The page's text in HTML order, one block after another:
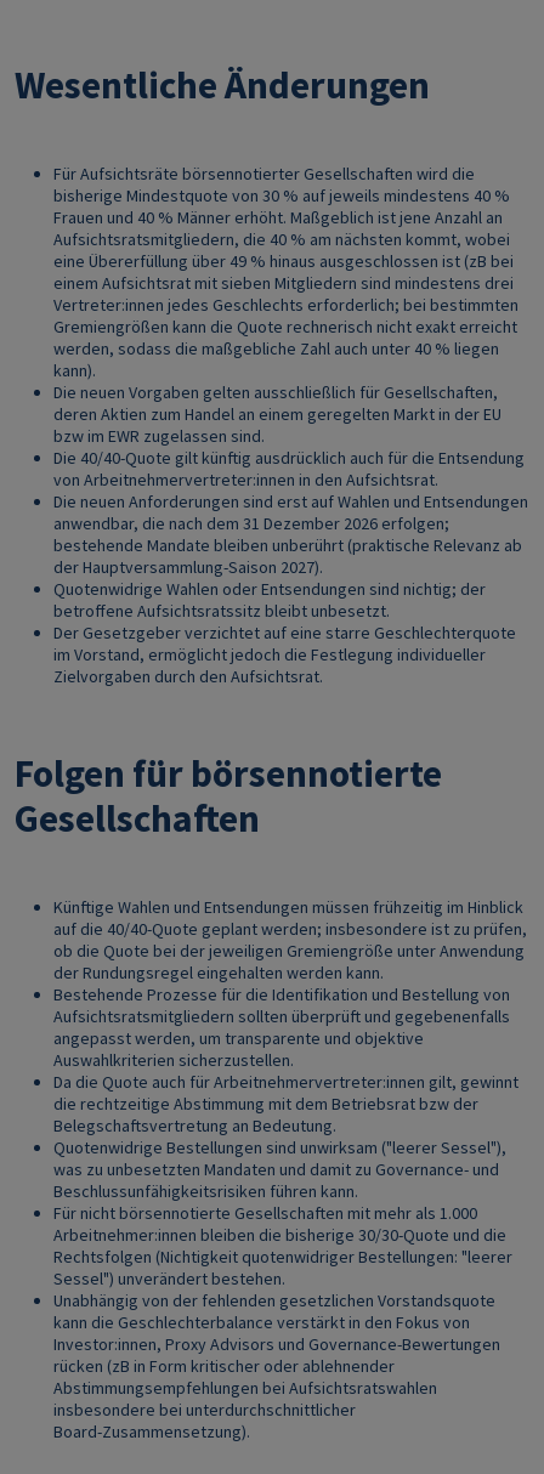
Wesentliche Änderungen
Für Aufsichtsräte börsennotierter Gesellschaften wird die
bisherige Mindestquote von 30 % auf jeweils mindestens 40 %
Frauen und 40 % Männer erhöht. Maßgeblich ist jene Anzahl an
Aufsichtsratsmitgliedern, die 40 % am nächsten kommt, wobei
eine Übererfüllung über 49 % hinaus ausgeschlossen ist (zB bei
einem Aufsichtsrat mit sieben Mitgliedern sind mindestens drei
Vertreter:innen jedes Geschlechts erforderlich; bei bestimmten
Gremiengrößen kann die Quote rechnerisch nicht exakt erreicht
werden, sodass die maßgebliche Zahl auch unter 40 % liegen
kann).
Die neuen Vorgaben gelten ausschließlich für Gesellschaften,
deren Aktien zum Handel an einem geregelten Markt in der EU
bzw im EWR zugelassen sind.
Die 40/40‑Quote gilt künftig ausdrücklich auch für die Entsendung
von Arbeitnehmervertreter:innen in den Aufsichtsrat.
Die neuen Anforderungen sind erst auf Wahlen und Entsendungen
anwendbar, die nach dem 31 Dezember 2026 erfolgen;
bestehende Mandate bleiben unberührt (praktische Relevanz ab
der Hauptversammlung‑Saison 2027).
Quotenwidrige Wahlen oder Entsendungen sind nichtig; der
betroffene Aufsichtsratssitz bleibt unbesetzt.
Der Gesetzgeber verzichtet auf eine starre Geschlechterquote
im Vorstand, ermöglicht jedoch die Festlegung individueller
Zielvorgaben durch den Aufsichtsrat.
Folgen für börsennotierte
Gesellschaften
Künftige Wahlen und Entsendungen müssen frühzeitig im Hinblick
auf die 40/40‑Quote geplant werden; insbesondere ist zu prüfen,
ob die Quote bei der jeweiligen Gremiengröße unter Anwendung
der Rundungsregel eingehalten werden kann.
Bestehende Prozesse für die Identifikation und Bestellung von
Aufsichtsratsmitgliedern sollten überprüft und gegebenenfalls
angepasst werden, um transparente und objektive
Auswahlkriterien sicherzustellen.
Da die Quote auch für Arbeitnehmervertreter:innen gilt, gewinnt
die rechtzeitige Abstimmung mit dem Betriebsrat bzw der
Belegschaftsvertretung an Bedeutung.
Quotenwidrige Bestellungen sind unwirksam ("leerer Sessel"),
was zu unbesetzten Mandaten und damit zu Governance‑ und
Beschlussunfähigkeitsrisiken führen kann.
Für nicht börsennotierte Gesellschaften mit mehr als 1.000
Arbeitnehmer:innen bleiben die bisherige 30/30-Quote und die
Rechtsfolgen (Nichtigkeit quotenwidriger Bestellungen: "leerer
Sessel") unverändert bestehen.
Unabhängig von der fehlenden gesetzlichen Vorstandsquote
kann die Geschlechterbalance verstärkt in den Fokus von
Investor:innen, Proxy Advisors und Governance‑Bewertungen
rücken (zB in Form kritischer oder ablehnender
Abstimmungsempfehlungen bei Aufsichtsratswahlen
insbesondere bei unterdurchschnittlicher
Board‑Zusammensetzung).